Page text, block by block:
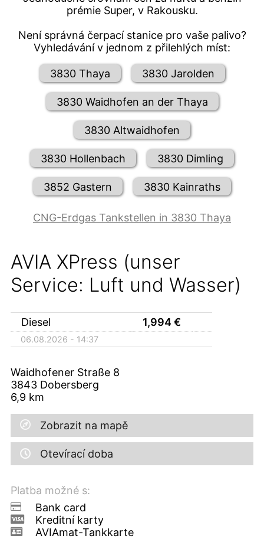
prémie Super, v Rakousku.
Není správná čerpací stanice pro vaše palivo?
Vyhledávání v jednom z přilehlých míst:
3830 Thaya 3830 Jarolden
3830 Waidhofen an der Thaya
3830 Altwaidhofen
3830 Hollenbach 3830 Dimling
3852 Gastern 3830 Kainraths
CNG-Erdgas Tankstellen in 3830 Thaya
AVIA XPress (unser
Service: Luft und Wasser)
Diesel 1,994€
06.08.2026 - 14:37
Waidhofener Straße 8
3843 Dobersberg
6,9 km
Zobrazit na mapě
Otevírací doba
Platba možné s:
Bank card
Kreditní karty
AVIAmat-Tankkarte